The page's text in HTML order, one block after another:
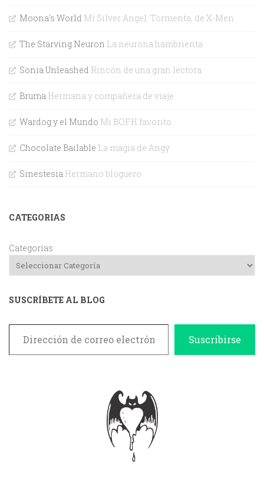
Moona's World Mi Silver Angel. Tormenta, de X-Men
The Starving Neuron La neurona hambrienta
Sonia Unleashed Rincón de una gran lectora
Bruma Hermana y compañera de viaje
Wardog y el Mundo Mi BOFH favorito
Chocolate Bailable La magia de Angy
Sinestesia Hermano bloguero
CATEGORIAS
Categorías
SUSCRÍBETE AL BLOG
Dirección de correo electrónico
Suscribirse